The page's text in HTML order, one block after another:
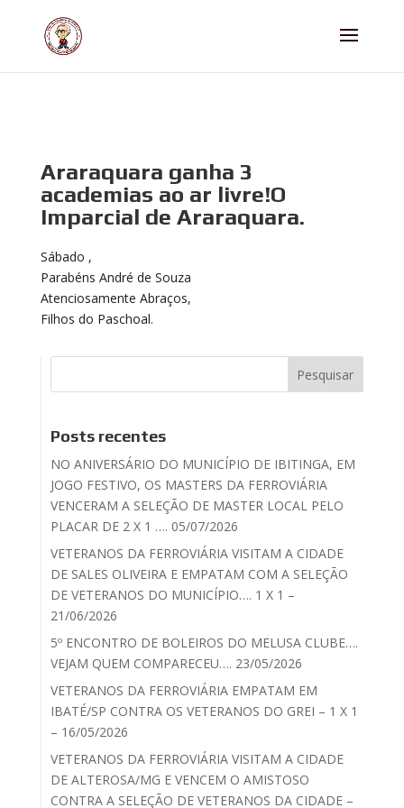
Araraquara ganha 3
academias ao ar livre!O
Imparcial de Araraquara.
Sábado ,
Parabéns André de Souza
Atenciosamente Abraços,
Filhos do Paschoal.
Posts recentes
NO ANIVERSÁRIO DO MUNICÍPIO DE IBITINGA, EM
JOGO FESTIVO, OS MASTERS DA FERROVIÁRIA
VENCERAM A SELEÇÃO DE MASTER LOCAL PELO
PLACAR DE 2 X 1 …. 05/07/2026
VETERANOS DA FERROVIÁRIA VISITAM A CIDADE
DE SALES OLIVEIRA E EMPATAM COM A SELEÇÃO
DE VETERANOS DO MUNICÍPIO…. 1 X 1 –
21/06/2026
5º ENCONTRO DE BOLEIROS DO MELUSA CLUBE….
VEJAM QUEM COMPARECEU…. 23/05/2026
VETERANOS DA FERROVIÁRIA EMPATAM EM
IBATÉ/SP CONTRA OS VETERANOS DO GREI – 1 X 1
– 16/05/2026
VETERANOS DA FERROVIÁRIA VISITAM A CIDADE
DE ALTEROSA/MG E VENCEM O AMISTOSO
CONTRA A SELEÇÃO DE VETERANOS DA CIDADE –